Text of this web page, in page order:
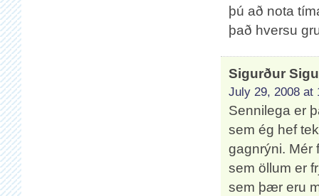
þú að nota
það hversu
Sigurður
July 29, 2008 at
Sennilega er
sem ég hef
gagnrýni. Mér
sem öllum er
sem þær eru